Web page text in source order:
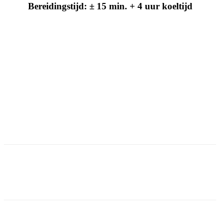
Bereidingstijd: ± 15 min. + 4 uur koeltijd